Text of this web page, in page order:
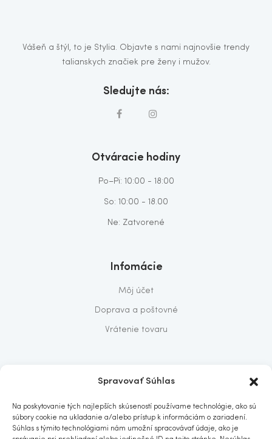
Spravovať Súhlas
Na poskytovanie tých najlepších skúseností používame technológie, ako sú
súbory cookie na ukladanie a/alebo prístup k informáciám o zariadení.
Súhlas s týmito technológiami nám umožní spracovávať údaje, ako je
Vášeň a štýl, to je Stylia. Objavte s nami najnovšie trendy
talianskych značiek pre ženy i mužov.
Sledujte nás:
Otváracie hodiny
Po–Pi: 10:00 - 18:00
So: 10:00 - 18.00
Ne: Zatvorené
Infomácie
Môj účet
Doprava a poštovné
Vrátenie tovaru
Predajňa
Kontakt